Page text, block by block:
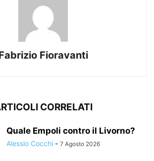
Fioravanti
CORRELATI
Quale Empoli contro il Livorno?
Alessio Cocchi - 7 Agosto 2026